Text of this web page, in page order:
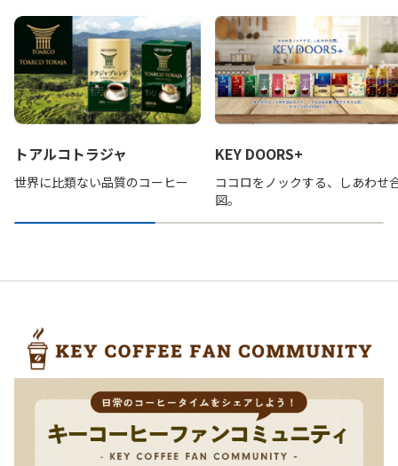
トアルコトラジャ
世界に比類ない品質のコーヒー
KEY DOORS+
ココロをノックする、しあわせ
図。